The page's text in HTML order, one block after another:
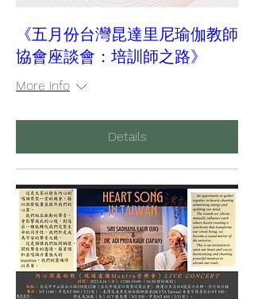
《五月份台灣昆達里尼瑜伽教師
協會座談會：培訓師之路》
More info
Details